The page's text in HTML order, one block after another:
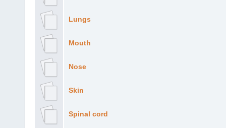
Lungs
Mouth
Nose
Skin
Spinal cord